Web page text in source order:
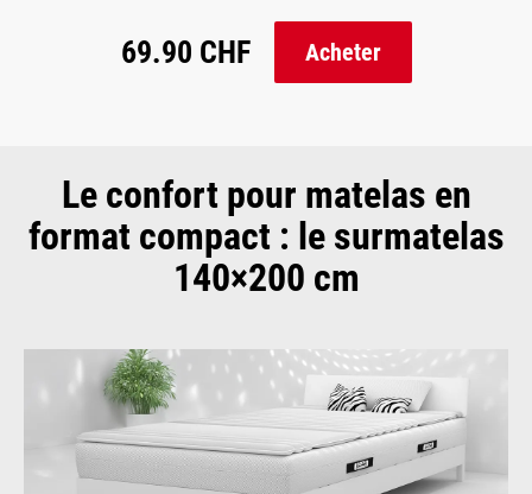
69.90 CHF Acheter
Le confort pour matelas en
format compact : le surmatelas
140×200 cm